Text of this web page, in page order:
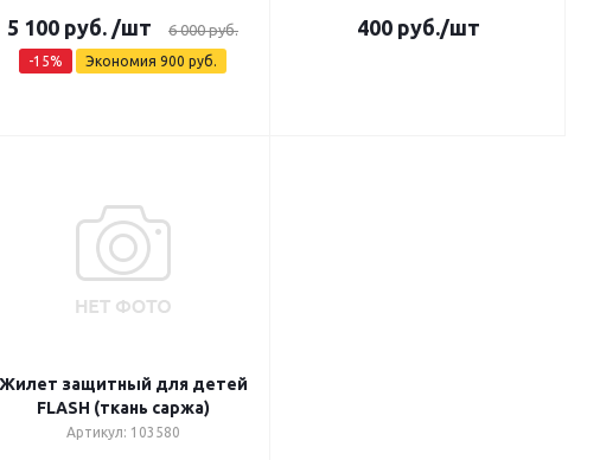
5 100 руб. /шт 6 000руб.
-15% Экономия 900 руб.
400руб./шт
Жилет защитный для детей
FLASH (ткань саржа)
Артикул: 103580